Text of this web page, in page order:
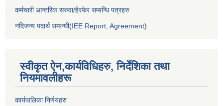
कर्मचारी आन्तरिक सरुवा/हेरफेर सम्बन्धि पत्रहरु
नदिजन्य पदार्थ सम्बन्धी(IEE Report, Agreement)​
स्वीकृत ऐन,कार्यविधिहरु, निर्देशिका तथा
नियमावलीहरू
कार्यपालिका निर्णयहरु